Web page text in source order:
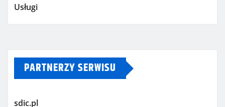
Usługi
PARTNERZY SERWISU
sdic.pl